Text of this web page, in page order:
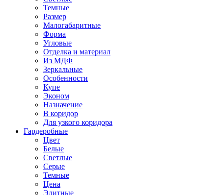
Темные
Размер
Малогабаритные
Форма
Угловые
Отделка и материал
Из МДФ
Зеркальные
Особенности
Купе
Эконом
Назначение
В коридор
Для узкого коридора
Гардеробные
Цвет
Белые
Светлые
Серые
Темные
Цена
Элитные